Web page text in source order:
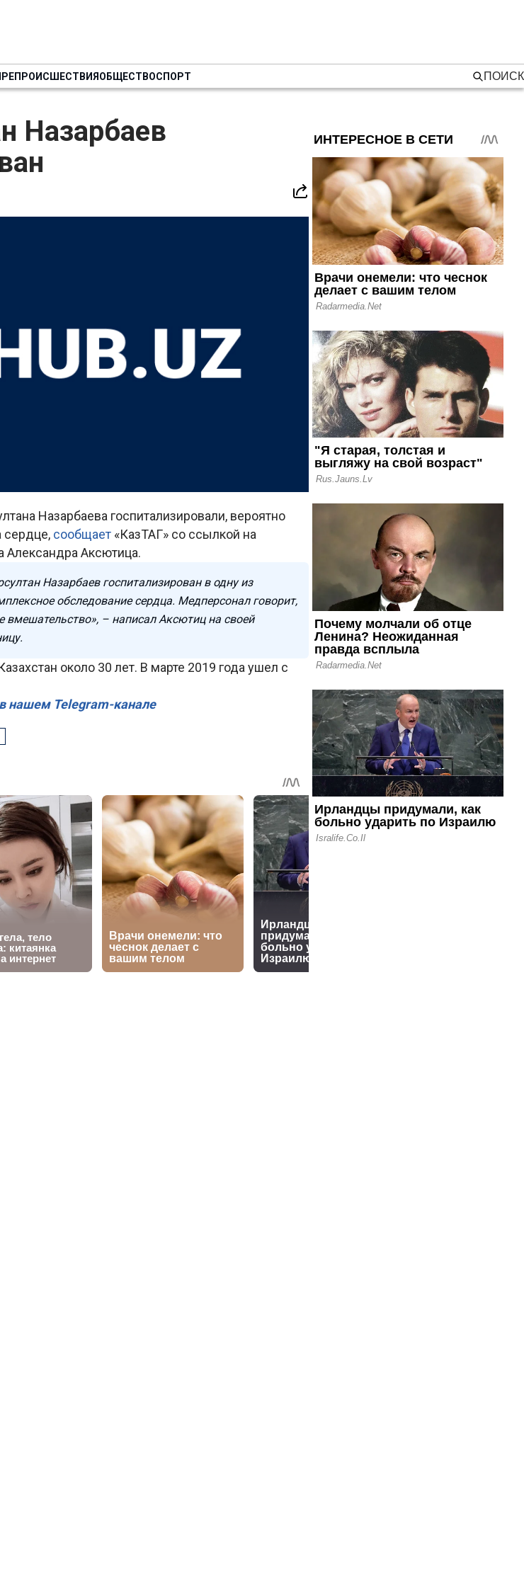
ПРОИСШЕСТВИЯОБЩЕСТВОСПОРТ ПОИСК
Назарбаев
Назарбаева госпитализировали, вероятно
сердце, сообщает «КазТАГ» со ссылкой на
Александра Аксютица.
Назарбаев госпитализирован в одну из
обследование сердца. Медперсонал говорит,
вмешательство», – написал Аксютиц на своей
около 30 лет. В марте 2019 года ушел с
нашем Telegram-канале